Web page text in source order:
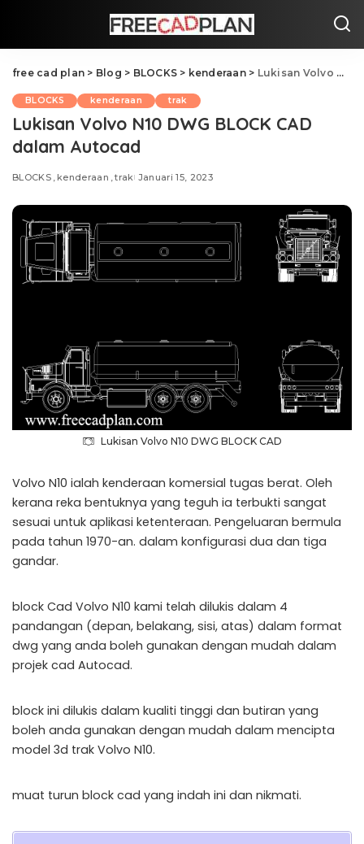
free cad plan > Blog > BLOCKS > kenderaan> Lukisan Volvo N10 DWG BLOCK CAD dalam Autocad
BLOCKS kenderaan trak
Lukisan Volvo N10 DWG BLOCK CAD
dalam Autocad
BLOCKS kenderaan trak Januari 15, 2023
Lukisan Volvo N10 DWG BLOCK CAD
Volvo N10 ialah kenderaan komersial tugas berat. Oleh
kerana reka bentuknya yang teguh ia terbukti sangat
sesuai untuk aplikasi ketenteraan. Pengeluaran bermula
pada tahun 1970-an. dalam konfigurasi dua dan tiga
gandar.
block Cad Volvo N10 kami telah dilukis dalam 4
pandangan (depan, belakang, sisi, atas) dalam format
dwg yang anda boleh gunakan dengan mudah dalam
projek cad Autocad.
block ini dilukis dalam kualiti tinggi dan butiran yang
boleh anda gunakan dengan mudah dalam mencipta
model 3d trak Volvo N10.
muat turun block cad yang indah ini dan nikmati.